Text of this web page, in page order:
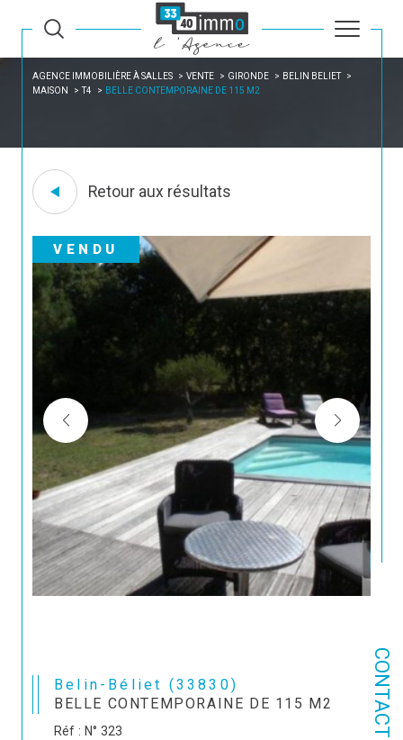
CONTACT
AGENCE IMMOBILIÈRE À SALLES VENTE GIRONDE
BELIN BELIET
MAISON
T4 BELLE CONTEMPORAINE DE 115 M2
Retour aux résultats
VENDU
Belin-Béliet (33830)
BELLE CONTEMPORAINE DE 115 M2
Réf : N° 323